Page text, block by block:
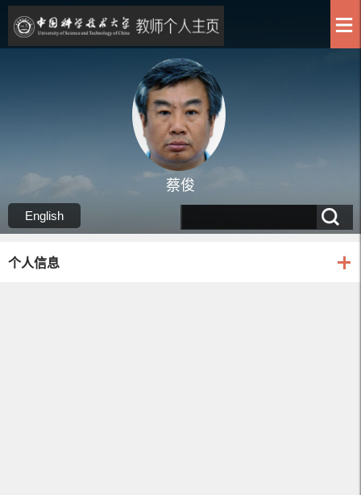
蔡俊
English
个人信息